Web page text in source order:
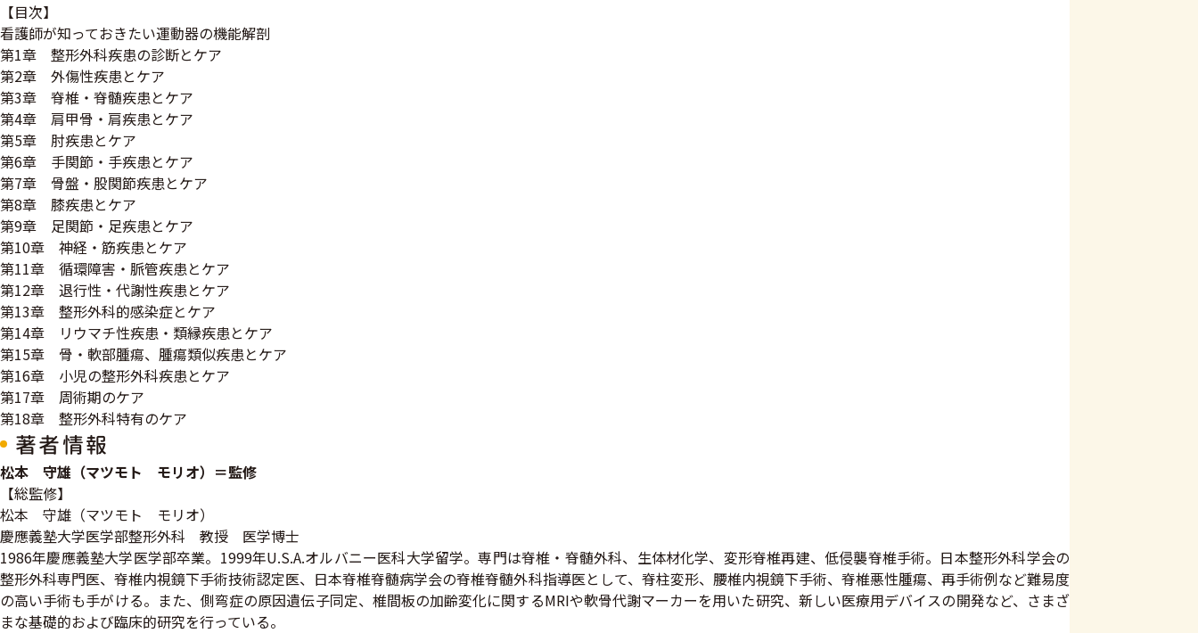
【目次】
看護師が知っておきたい運動器の機能解剖
第1章 整形外科疾患の診断とケア
第2章 外傷性疾患とケア
第3章 脊椎・脊髄疾患とケア
第4章 肩甲骨・肩疾患とケア
第5章 肘疾患とケア
第6章 手関節・手疾患とケア
第7章 骨盤・股関節疾患とケア
第8章 膝疾患とケア
第9章 足関節・足疾患とケア
第10章 神経・筋疾患とケア
第11章 循環障害・脈管疾患とケア
第12章 退行性・代謝性疾患とケア
第13章 整形外科的感染症とケア
第14章 リウマチ性疾患・類縁疾患とケア
第15章 骨・軟部腫瘍、腫瘍類似疾患とケア
第16章 小児の整形外科疾患とケア
第17章 周術期のケア
第18章 整形外科特有のケア
著者情報
松本 守雄（マツモト モリオ）＝監修
【総監修】
松本 守雄（マツモト モリオ）
慶應義塾大学医学部整形外科 教授 医学博士
1986年慶應義塾大学医学部卒業。1999年U.S.A.オルバニー医科大学留学。専門は脊椎・脊髄外科、生体材化学、変形脊椎再建、低侵襲脊椎手術。日本整形外科学会の
整形外科専門医、脊椎内視鏡下手術技術認定医、日本脊椎脊髄病学会の脊椎脊髄外科指導医として、脊柱変形、腰椎内視鏡下手術、脊椎悪性腫瘍、再手術例など難易度
の高い手術も手がける。また、側弯症の原因遺伝子同定、椎間板の加齢変化に関するMRIや軟骨代謝マーカーを用いた研究、新しい医療用デバイスの開発など、さまざ
まな基礎的および臨床的研究を行っている。